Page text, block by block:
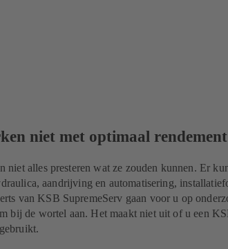
niet met optimaal rendement
niet alles presteren wat ze zouden kunnen. Er
aandrijving en automatisering,
van KSB SupremeServ gaan voor u op
bij de wortel aan. Het maakt niet uit of u een